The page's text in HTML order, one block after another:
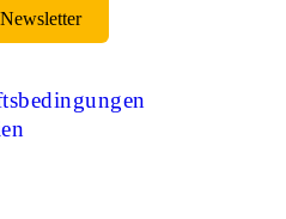
Newsletter